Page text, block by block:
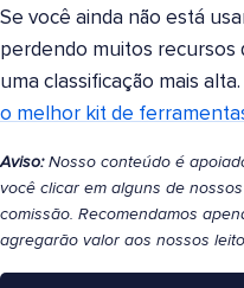
Se você ainda não está
perdendo muitos recursos
uma classificação mais
o melhor kit de
Aviso:Nosso conteúdo é
você clicar em alguns de
comissão. Recomendamos
agregarão valor aos nossos